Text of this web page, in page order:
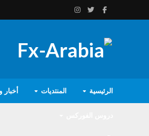
الرئيسية المنتديات أخبار